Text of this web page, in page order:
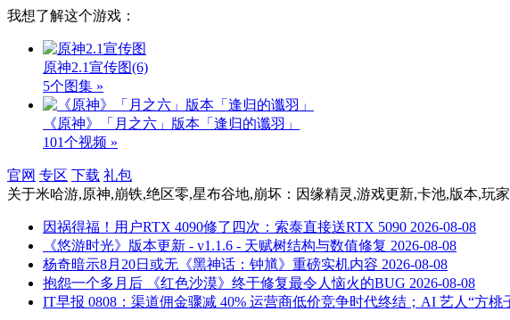
我想了解这个游戏：
原神2.1宣传图(6)
5个图集 »
《原神》「月之六」版本「逢归的谶羽」
101个视频 »
官网 专区 下载 礼包
关于米哈游,原神,崩铁,绝区零,星布谷地,崩坏：因缘精灵,游戏更新,卡池,版本,玩家
因祸得福！用户RTX 4090修了四次：索泰直接送RTX 5090 2026-08-08
《悠游时光》版本更新 - v1.1.6 - 天赋树结构与数值修复 2026-08-08
杨奇暗示8月20日或无《黑神话：钟馗》重磅实机内容 2026-08-08
抱怨一个多月后 《红色沙漠》终于修复最令人恼火的BUG 2026-08-08
IT早报 0808：渠道佣金骤减 40% 运营商低价竞争时代终结；AI 艺人“方